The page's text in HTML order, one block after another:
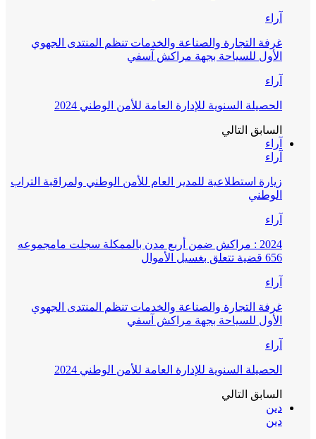
آراء
غرفة التجارة والصناعة والخدمات تنظم المنتدى الجهوي
الأول للسياحة بجهة مراكش آسفي
آراء
الحصيلة السنوية للإدارة العامة للأمن الوطني 2024
السابق التالي
آراء
آراء
زيارة استطلاعية للمدير العام للأمن الوطني ولمراقبة التراب
الوطني
آراء
2024 : مراكش ضمن أربع مدن بالممكلة سجلت مامجموعه
656 قضية تتعلق بغسيل الأموال
آراء
غرفة التجارة والصناعة والخدمات تنظم المنتدى الجهوي
الأول للسياحة بجهة مراكش آسفي
آراء
الحصيلة السنوية للإدارة العامة للأمن الوطني 2024
السابق التالي
دين
دين